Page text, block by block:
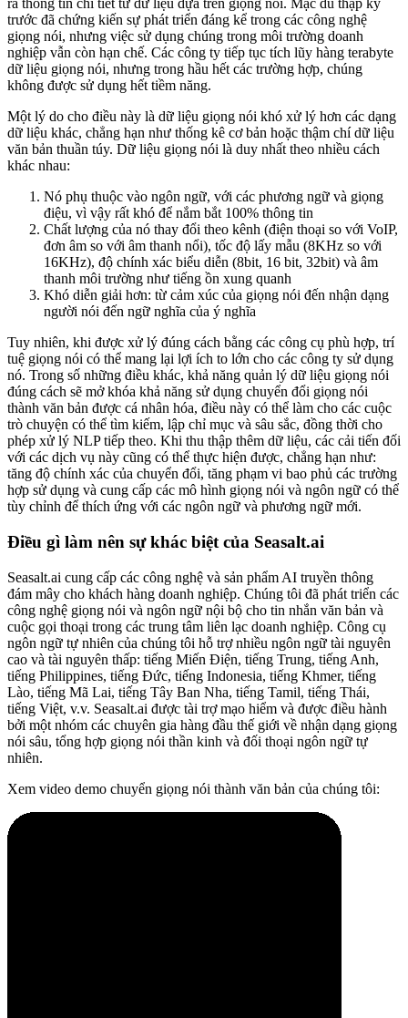
ra thông tin chi tiết từ dữ liệu dựa trên giọng nói. Mặc dù thập kỷ
trước đã chứng kiến sự phát triển đáng kể trong các công nghệ
giọng nói, nhưng việc sử dụng chúng trong môi trường doanh
nghiệp vẫn còn hạn chế. Các công ty tiếp tục tích lũy hàng terabyte
dữ liệu giọng nói, nhưng trong hầu hết các trường hợp, chúng
không được sử dụng hết tiềm năng.
Một lý do cho điều này là dữ liệu giọng nói khó xử lý hơn các dạng
dữ liệu khác, chẳng hạn như thống kê cơ bản hoặc thậm chí dữ liệu
văn bản thuần túy. Dữ liệu giọng nói là duy nhất theo nhiều cách
khác nhau:
Nó phụ thuộc vào ngôn ngữ, với các phương ngữ và giọng
điệu, vì vậy rất khó để nắm bắt 100% thông tin
Chất lượng của nó thay đổi theo kênh (điện thoại so với VoIP,
đơn âm so với âm thanh nổi), tốc độ lấy mẫu (8KHz so với
16KHz), độ chính xác biểu diễn (8bit, 16 bit, 32bit) và âm
thanh môi trường như tiếng ồn xung quanh
Khó diễn giải hơn: từ cảm xúc của giọng nói đến nhận dạng
người nói đến ngữ nghĩa của ý nghĩa
Tuy nhiên, khi được xử lý đúng cách bằng các công cụ phù hợp, trí
tuệ giọng nói có thể mang lại lợi ích to lớn cho các công ty sử dụng
nó. Trong số những điều khác, khả năng quản lý dữ liệu giọng nói
đúng cách sẽ mở khóa khả năng sử dụng chuyển đổi giọng nói
thành văn bản được cá nhân hóa, điều này có thể làm cho các cuộc
trò chuyện có thể tìm kiếm, lập chỉ mục và sâu sắc, đồng thời cho
phép xử lý NLP tiếp theo. Khi thu thập thêm dữ liệu, các cải tiến đối
với các dịch vụ này cũng có thể thực hiện được, chẳng hạn như:
tăng độ chính xác của chuyển đổi, tăng phạm vi bao phủ các trường
hợp sử dụng và cung cấp các mô hình giọng nói và ngôn ngữ có thể
tùy chỉnh để thích ứng với các ngôn ngữ và phương ngữ mới.
Điều gì làm nên sự khác biệt của Seasalt.ai
Seasalt.ai cung cấp các công nghệ và sản phẩm AI truyền thông
đám mây cho khách hàng doanh nghiệp. Chúng tôi đã phát triển các
công nghệ giọng nói và ngôn ngữ nội bộ cho tin nhắn văn bản và
cuộc gọi thoại trong các trung tâm liên lạc doanh nghiệp. Công cụ
ngôn ngữ tự nhiên của chúng tôi hỗ trợ nhiều ngôn ngữ tài nguyên
cao và tài nguyên thấp: tiếng Miến Điện, tiếng Trung, tiếng Anh,
tiếng Philippines, tiếng Đức, tiếng Indonesia, tiếng Khmer, tiếng
Lào, tiếng Mã Lai, tiếng Tây Ban Nha, tiếng Tamil, tiếng Thái,
tiếng Việt, v.v. Seasalt.ai được tài trợ mạo hiểm và được điều hành
bởi một nhóm các chuyên gia hàng đầu thế giới về nhận dạng giọng
nói sâu, tổng hợp giọng nói thần kinh và đối thoại ngôn ngữ tự
nhiên.
Xem video demo chuyển giọng nói thành văn bản của chúng tôi: